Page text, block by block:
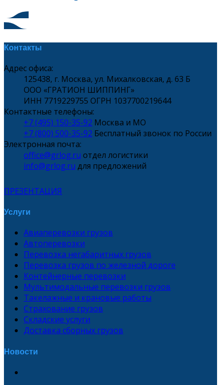
Контакты
Адрес офиса:
125438, г. Москва, ул. Михалковская, д. 63 Б
ООО «ГРАТИОН ШИППИНГ»
ИНН 7719229755 ОГРН 1037700219644
Контактные телефоны:
+7 (495) 150-35-92 Москва и МО
+7 (800) 500-35-92 Бесплатный звонок по России
Электронная почта:
office@grlog.ru отдел логистики
info@grlog.ru для предложений
ПРЕЗЕНТАЦИЯ
Услуги
Авиаперевозки грузов
Автоперевозки
Перевозка негабаритных грузов
Перевозка грузов по железной дороге
Контейнерные перевозки
Мультимодальные перевозки грузов
Такелажные и крановые работы
Страхование грузов
Складские услуги
Доставка сборных грузов
Новости